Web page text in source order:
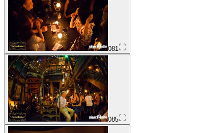
081
085